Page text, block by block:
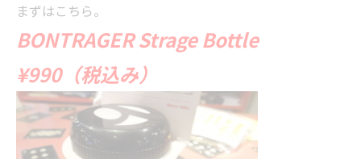
まずはこちら。
BONTRAGER Strage Bottle
¥990（税込み）